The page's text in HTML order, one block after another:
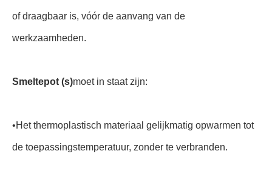
of draagbaar is, vóór de aanvang van de
werkzaamheden.
Smeltepot (s)moet in staat zijn:
•Het thermoplastisch materiaal gelijkmatig opwarmen tot
de toepassingstemperatuur, zonder te verbranden.